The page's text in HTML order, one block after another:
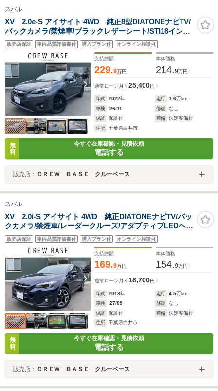
スバル
XV 2.0e-S アイサイト 4WD 純正8型DIATONEナビTV/
バックカメラ/禁煙車/ブラックレザーシート/STI18インチ
ホイール/ブラインドスポットモニター/レーダークルーズ/
シートヒーター/LEDヘッドライト/TVキット/ドラレコ前
後/ETC
販売店保証 車両品質評価書付 購入プラン付 オンライン相談可
支払総額
229.9万円
本体価格
214.9万円
通常ローン 月々25,400円
年式 2022年 走行 1.6万km
車検
'26/11 修復
なし
保証
保証付 整備
法定整備付
住所
千葉県白井市
無
料
今すぐ在庫確認・見積依頼
電話する
販売店： ＣＲＥＷ ＢＡＳＥ クルーベース
スバル
XV 2.0i-S アイサイト 4WD 純正DIATONEナビTV/バッ
クカメラ/禁煙車/レーダークルーズ/アダプティブLEDヘッ
ドライト/ドライブレコーダー前後/ETC
販売店保証 車両品質評価書付 購入プラン付 オンライン相談可
支払総額
169.9万円
本体価格
154.9万円
通常ローン 月々 18,700円
年式 2018年 走行 4.5万km
車検
'27/09 修復
なし
保証
保証付 整備
法定整備付
住所
千葉県白井市
無
料
今すぐ在庫確認・見積依頼
電話する
販売店： ＣＲＥＷ ＢＡＳＥ クルーベース